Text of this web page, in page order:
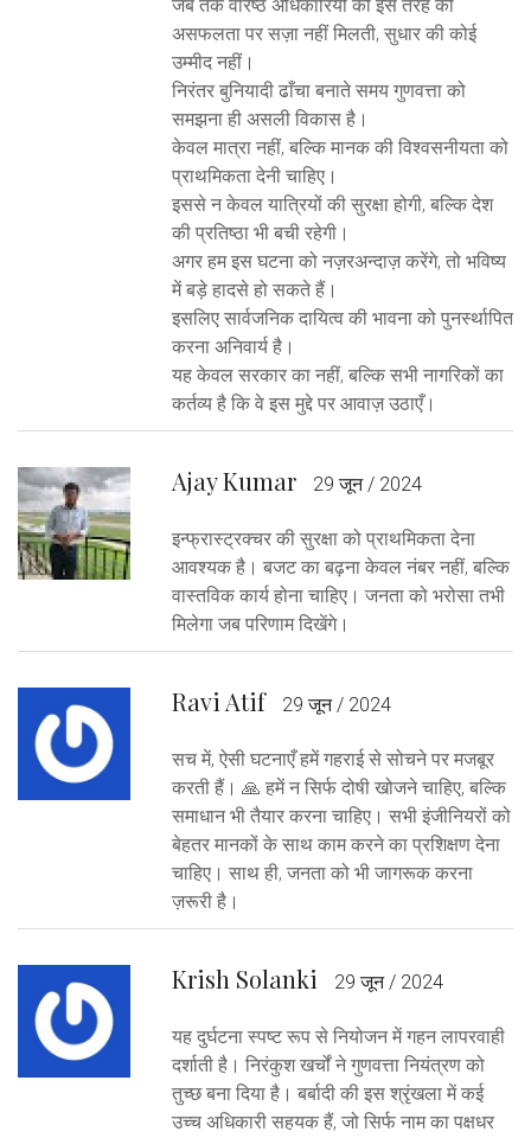
जब तक वरिष्ठ अधिकारियों को इस तरह की
असफलता पर सज़ा नहीं मिलती, सुधार की कोई
उम्मीद नहीं।
निरंतर बुनियादी ढाँचा बनाते समय गुणवत्ता को
समझना ही असली विकास है।
केवल मात्रा नहीं, बल्कि मानक की विश्वसनीयता को
प्राथमिकता देनी चाहिए।
इससे न केवल यात्रियों की सुरक्षा होगी, बल्कि देश
की प्रतिष्ठा भी बची रहेगी।
अगर हम इस घटना को नज़रअन्दाज़ करेंगे, तो भविष्य
में बड़े हादसे हो सकते हैं।
इसलिए सार्वजनिक दायित्व की भावना को पुनर्स्थापित
करना अनिवार्य है।
यह केवल सरकार का नहीं, बल्कि सभी नागरिकों का
कर्तव्य है कि वे इस मुद्दे पर आवाज़ उठाएँ।
Ajay Kumar 29 जून / 2024
इन्फ्रास्ट्रक्चर की सुरक्षा को प्राथमिकता देना
आवश्यक है। बजट का बढ़ना केवल नंबर नहीं, बल्कि
वास्तविक कार्य होना चाहिए। जनता को भरोसा तभी
मिलेगा जब परिणाम दिखेंगे।
Ravi Atif 29 जून / 2024
सच में, ऐसी घटनाएँ हमें गहराई से सोचने पर मजबूर
करती हैं। 🙏 हमें न सिर्फ दोषी खोजने चाहिए, बल्कि
समाधान भी तैयार करना चाहिए। सभी इंजीनियरों को
बेहतर मानकों के साथ काम करने का प्रशिक्षण देना
चाहिए। साथ ही, जनता को भी जागरूक करना
ज़रूरी है।
Krish Solanki 29 जून / 2024
यह दुर्घटना स्पष्ट रूप से नियोजन में गहन लापरवाही
दर्शाती है। निरंकुश खर्चों ने गुणवत्ता नियंत्रण को
तुच्छ बना दिया है। बर्बादी की इस श्रृंखला में कई
उच्च अधिकारी सहयक हैं, जो सिर्फ नाम का पक्षधर